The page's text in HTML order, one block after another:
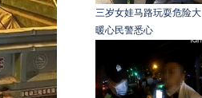
三岁女娃马路玩耍危险大
暖心民警悉心